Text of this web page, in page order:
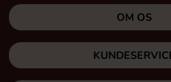
OM OS